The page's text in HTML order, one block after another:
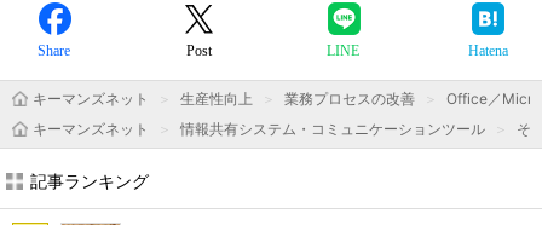
Share Post LINE Hatena
キーマンズネット 生産性向上 業務プロセスの改善
Office／
キーマンズネット
情報共有システム・コミュニケーションツール そ
記事ランキング